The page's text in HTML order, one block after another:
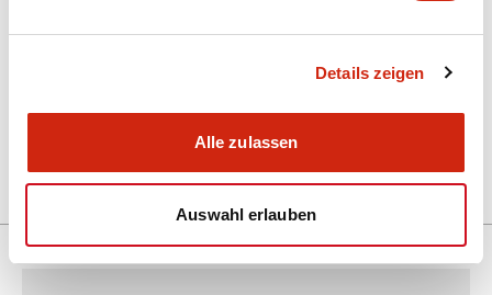
Details zeigen
Alle zulassen
Auswahl erlauben
Genehmigungen & Standards
04/09/2025.PDF1.23MB